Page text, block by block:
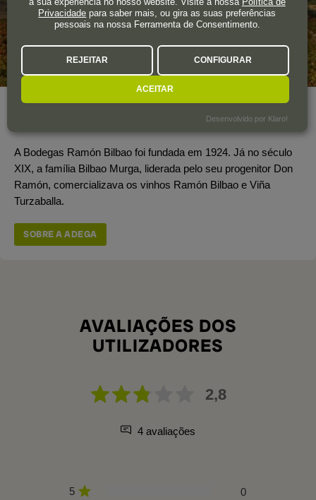
A Bodegas Ramón Bilbao foi fundada em 1924. Já no século
XIX, a família Bilbao Murga, liderada pelo seu progenitor Don
Ramón, comercializava os vinhos Ramón Bilbao e Viña
Turzaballa.
SOBRE A ADEGA
AVALIAÇÕES DOS
UTILIZADORES
2,8
4 avaliações
5
0
Privacidade para saber mais, ou gira as suas preferências
pessoais na nossa Ferramenta de Consentimento.
REJEITAR CONFIGURAR
ACEITAR
Desenvolvido por Klaro!